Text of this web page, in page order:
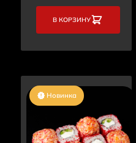
В КОРЗИНУ
Новинка